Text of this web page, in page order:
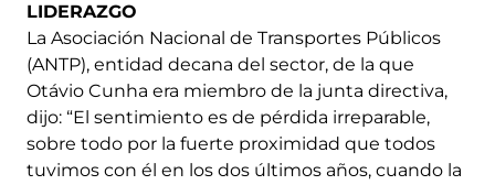
LIDERAZGO
La Asociación Nacional de Transportes Públicos
(ANTP), entidad decana del sector, de la que
Otávio Cunha era miembro de la junta directiva,
dijo: “El sentimiento es de pérdida irreparable,
sobre todo por la fuerte proximidad que todos
tuvimos con él en los dos últimos años, cuando la